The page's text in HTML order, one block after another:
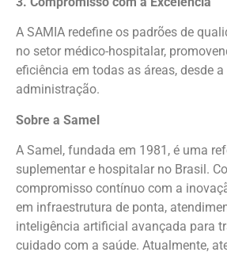
A SAMIA redefine os padrões de
no setor médico-hospitalar,
eficiência em todas as áreas, desde
administração.
Sobre a Samel
A Samel, fundada em 1981, é uma
suplementar e hospitalar no Brasil.
compromisso contínuo com a
em infraestrutura de ponta,
inteligência artificial avançada para
cuidado com a saúde. Atualmente,